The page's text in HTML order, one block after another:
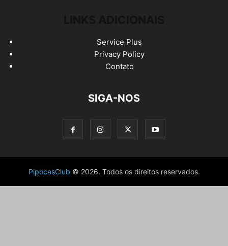
Service Plus
Privacy Policy
Contato
SIGA-NOS
PipocasClub © 2026. Todos os direitos reservados.